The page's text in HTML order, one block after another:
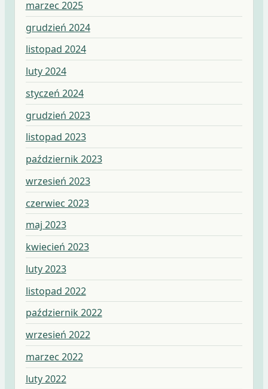
marzec 2025
grudzień 2024
listopad 2024
luty 2024
styczeń 2024
grudzień 2023
listopad 2023
październik 2023
wrzesień 2023
czerwiec 2023
maj 2023
kwiecień 2023
luty 2023
listopad 2022
październik 2022
wrzesień 2022
marzec 2022
luty 2022